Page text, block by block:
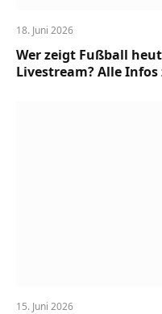
18. Juni 2026
Wer zeigt Fußball
Livestream? Alle Infos
15. Juni 2026